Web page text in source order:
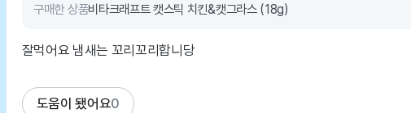
구매한 상품비타크래프트 캣스틱 치킨&캣그라스 (18g)
잘먹어요 냄새는 꼬리꼬리합니당
도움이 됐어요0